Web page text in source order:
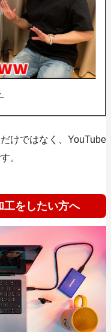
けではなく、YouTube
。
をしたい方へ